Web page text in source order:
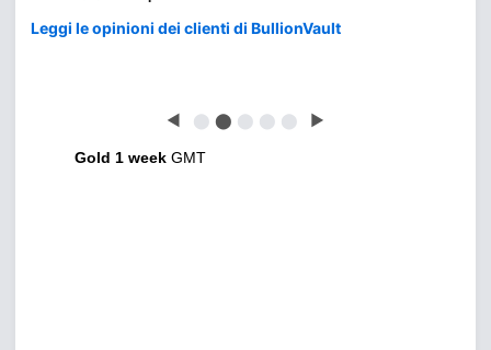
Leggi le opinioni dei clienti di BullionVault
◀ ⬤ ⬤ ⬤ ⬤ ⬤ ▶
Gold 1 week GMT